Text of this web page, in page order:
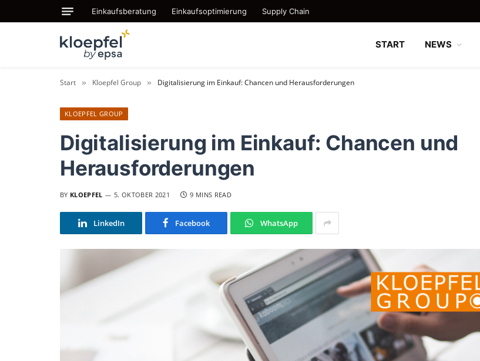
Einkaufsberatung Einkaufsoptimierung Supply Chain
START NEWS
Start » Kloepfel Group » Digitalisierung im Einkauf: Chancen und Herausforderungen
KLOEPFEL GROUP
Digitalisierung im Einkauf: Chancen und
Herausforderungen
BY KLOEPFEL 5. OKTOBER 2021 9 MINS READ
LinkedIn Facebook WhatsApp